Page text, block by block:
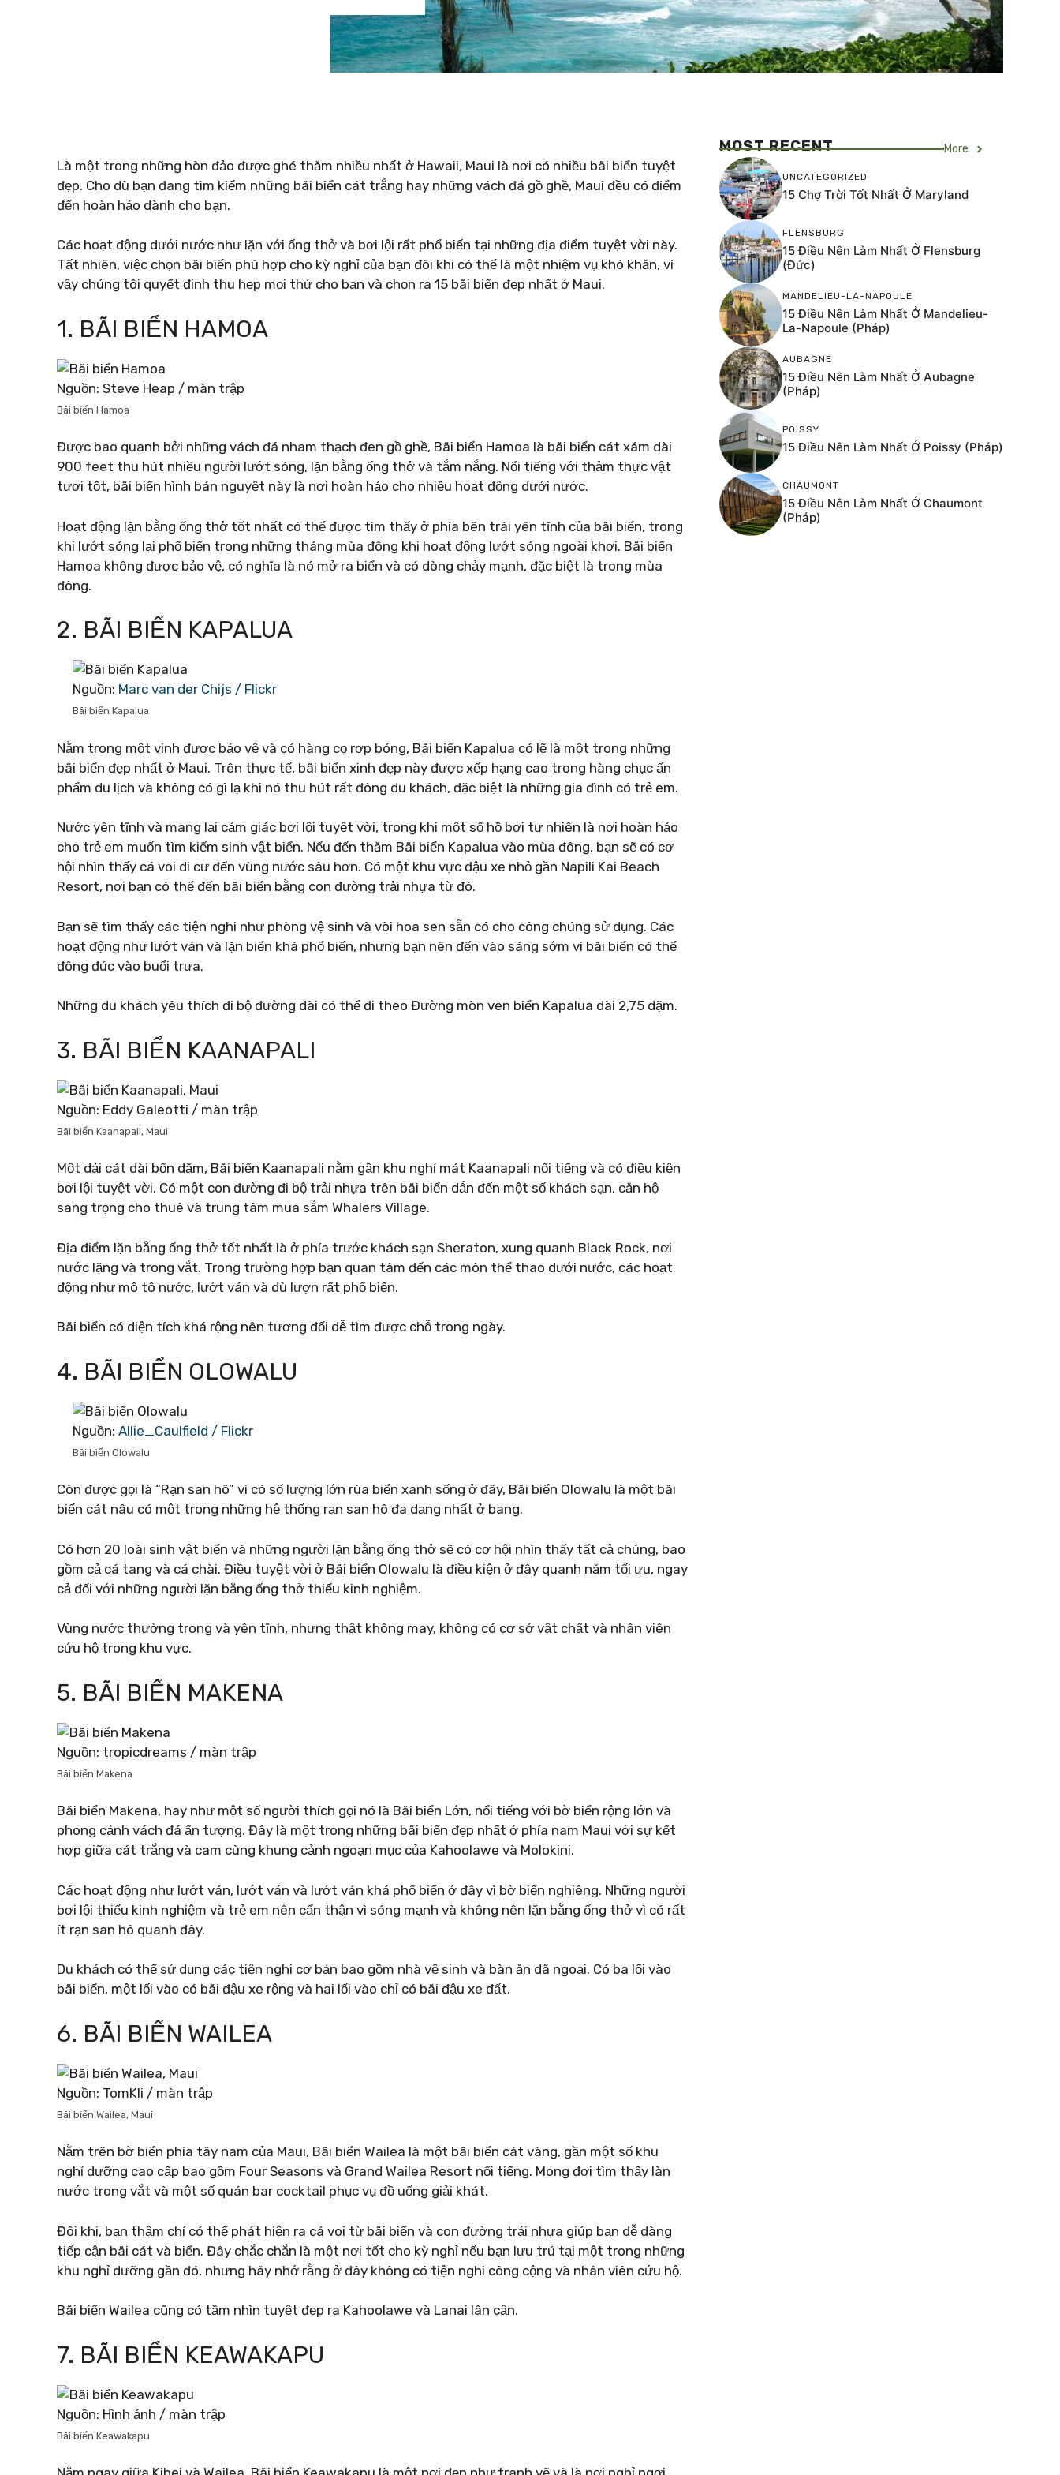
Là một trong những hòn đảo được ghé thăm nhiều nhất ở Hawaii, Maui là nơi có nhiều bãi biển tuyệt
đẹp. Cho dù bạn đang tìm kiếm những bãi biển cát trắng hay những vách đá gồ ghề, Maui đều có điểm
đến hoàn hảo dành cho bạn.
Các hoạt động dưới nước như lặn với ống thở và bơi lội rất phổ biến tại những địa điểm tuyệt vời này.
Tất nhiên, việc chọn bãi biển phù hợp cho kỳ nghỉ của bạn đôi khi có thể là một nhiệm vụ khó khăn, vì
vậy chúng tôi quyết định thu hẹp mọi thứ cho bạn và chọn ra 15 bãi biển đẹp nhất ở Maui.
1. BÃI BIỂN HAMOA
Nguồn: Steve Heap / màn trập
Bãi biển Hamoa
Được bao quanh bởi những vách đá nham thạch đen gồ ghề, Bãi biển Hamoa là bãi biển cát xám dài
900 feet thu hút nhiều người lướt sóng, lặn bằng ống thở và tắm nắng. Nổi tiếng với thảm thực vật
tươi tốt, bãi biển hình bán nguyệt này là nơi hoàn hảo cho nhiều hoạt động dưới nước.
Hoạt động lặn bằng ống thở tốt nhất có thể được tìm thấy ở phía bên trái yên tĩnh của bãi biển, trong
khi lướt sóng lại phổ biến trong những tháng mùa đông khi hoạt động lướt sóng ngoài khơi. Bãi biển
Hamoa không được bảo vệ, có nghĩa là nó mở ra biển và có dòng chảy mạnh, đặc biệt là trong mùa
đông.
2. BÃI BIỂN KAPALUA
Nguồn: Marc van der Chijs / Flickr
Bãi biển Kapalua
Nằm trong một vịnh được bảo vệ và có hàng cọ rợp bóng, Bãi biển Kapalua có lẽ là một trong những
bãi biển đẹp nhất ở Maui. Trên thực tế, bãi biển xinh đẹp này được xếp hạng cao trong hàng chục ấn
phẩm du lịch và không có gì lạ khi nó thu hút rất đông du khách, đặc biệt là những gia đình có trẻ em.
Nước yên tĩnh và mang lại cảm giác bơi lội tuyệt vời, trong khi một số hồ bơi tự nhiên là nơi hoàn hảo
cho trẻ em muốn tìm kiếm sinh vật biển. Nếu đến thăm Bãi biển Kapalua vào mùa đông, bạn sẽ có cơ
hội nhìn thấy cá voi di cư đến vùng nước sâu hơn. Có một khu vực đậu xe nhỏ gần Napili Kai Beach
Resort, nơi bạn có thể đến bãi biển bằng con đường trải nhựa từ đó.
Bạn sẽ tìm thấy các tiện nghi như phòng vệ sinh và vòi hoa sen sẵn có cho công chúng sử dụng. Các
hoạt động như lướt ván và lặn biển khá phổ biến, nhưng bạn nên đến vào sáng sớm vì bãi biển có thể
đông đúc vào buổi trưa.
Những du khách yêu thích đi bộ đường dài có thể đi theo Đường mòn ven biển Kapalua dài 2,75 dặm.
3. BÃI BIỂN KAANAPALI
Nguồn: Eddy Galeotti / màn trập
Bãi biển Kaanapali, Maui
Một dải cát dài bốn dặm, Bãi biển Kaanapali nằm gần khu nghỉ mát Kaanapali nổi tiếng và có điều kiện
bơi lội tuyệt vời. Có một con đường đi bộ trải nhựa trên bãi biển dẫn đến một số khách sạn, căn hộ
sang trọng cho thuê và trung tâm mua sắm Whalers Village.
Địa điểm lặn bằng ống thở tốt nhất là ở phía trước khách sạn Sheraton, xung quanh Black Rock, nơi
nước lặng và trong vắt. Trong trường hợp bạn quan tâm đến các môn thể thao dưới nước, các hoạt
động như mô tô nước, lướt ván và dù lượn rất phổ biến.
Bãi biển có diện tích khá rộng nên tương đối dễ tìm được chỗ trong ngày.
4. BÃI BIỂN OLOWALU
Nguồn: Allie_Caulfield / Flickr
Bãi biển Olowalu
Còn được gọi là “Rạn san hô” vì có số lượng lớn rùa biển xanh sống ở đây, Bãi biển Olowalu là một bãi
biển cát nâu có một trong những hệ thống rạn san hô đa dạng nhất ở bang.
Có hơn 20 loài sinh vật biển và những người lặn bằng ống thở sẽ có cơ hội nhìn thấy tất cả chúng, bao
gồm cả cá tang và cá chài. Điều tuyệt vời ở Bãi biển Olowalu là điều kiện ở đây quanh năm tối ưu, ngay
cả đối với những người lặn bằng ống thở thiếu kinh nghiệm.
Vùng nước thường trong và yên tĩnh, nhưng thật không may, không có cơ sở vật chất và nhân viên
cứu hộ trong khu vực.
5. BÃI BIỂN MAKENA
Nguồn: tropicdreams / màn trập
Bãi biển Makena
Bãi biển Makena, hay như một số người thích gọi nó là Bãi biển Lớn, nổi tiếng với bờ biển rộng lớn và
phong cảnh vách đá ấn tượng. Đây là một trong những bãi biển đẹp nhất ở phía nam Maui với sự kết
hợp giữa cát trắng và cam cùng khung cảnh ngoạn mục của Kahoolawe và Molokini.
Các hoạt động như lướt ván, lướt ván và lướt ván khá phổ biến ở đây vì bờ biển nghiêng. Những người
bơi lội thiếu kinh nghiệm và trẻ em nên cẩn thận vì sóng mạnh và không nên lặn bằng ống thở vì có rất
ít rạn san hô quanh đây.
Du khách có thể sử dụng các tiện nghi cơ bản bao gồm nhà vệ sinh và bàn ăn dã ngoại. Có ba lối vào
bãi biển, một lối vào có bãi đậu xe rộng và hai lối vào chỉ có bãi đậu xe đất.
6. BÃI BIỂN WAILEA
Nguồn: TomKli / màn trập
Bãi biển Wailea, Maui
Nằm trên bờ biển phía tây nam của Maui, Bãi biển Wailea là một bãi biển cát vàng, gần một số khu
nghỉ dưỡng cao cấp bao gồm Four Seasons và Grand Wailea Resort nổi tiếng. Mong đợi tìm thấy làn
nước trong vắt và một số quán bar cocktail phục vụ đồ uống giải khát.
Đôi khi, bạn thậm chí có thể phát hiện ra cá voi từ bãi biển và con đường trải nhựa giúp bạn dễ dàng
tiếp cận bãi cát và biển. Đây chắc chắn là một nơi tốt cho kỳ nghỉ nếu bạn lưu trú tại một trong những
khu nghỉ dưỡng gần đó, nhưng hãy nhớ rằng ở đây không có tiện nghi công cộng và nhân viên cứu hộ.
Bãi biển Wailea cũng có tầm nhìn tuyệt đẹp ra Kahoolawe và Lanai lân cận.
7. BÃI BIỂN KEAWAKAPU
Nguồn: Hình ảnh / màn trập
Bãi biển Keawakapu
MOST RECENT More
UNCATEGORIZED
15 Chợ Trời Tốt Nhất Ở Maryland
FLENSBURG
15 Điều Nên Làm Nhất Ở Flensburg
(Đức)
MANDELIEU-LA-NAPOULE
15 Điều Nên Làm Nhất Ở Mandelieu-
La-Napoule (Pháp)
AUBAGNE
15 Điều Nên Làm Nhất Ở Aubagne
(Pháp)
POISSY
15 Điều Nên Làm Nhất Ở Poissy (Pháp)
CHAUMONT
15 Điều Nên Làm Nhất Ở Chaumont
(Pháp)